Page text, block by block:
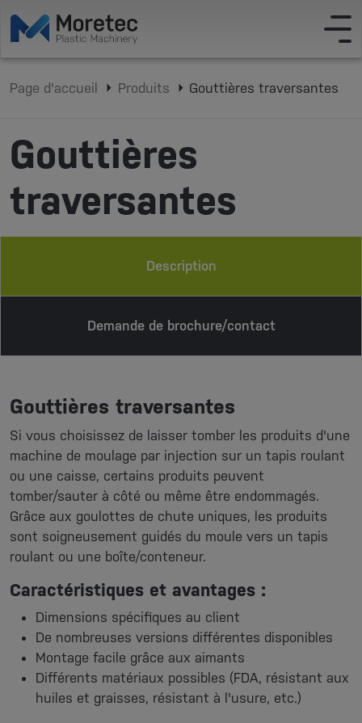
Page d'accueil Produits Gouttières traversantes
Gouttières
traversantes
Description
Demande de brochure/contact
Gouttières traversantes
Si vous choisissez de laisser tomber les produits d'une
machine de moulage par injection sur un tapis roulant
ou une caisse, certains produits peuvent
tomber/sauter à côté ou même être endommagés.
Grâce aux goulottes de chute uniques, les produits
sont soigneusement guidés du moule vers un tapis
roulant ou une boîte/conteneur.
Caractéristiques et avantages :
Dimensions spécifiques au client
De nombreuses versions différentes disponibles
Montage facile grâce aux aimants
Différents matériaux possibles (FDA, résistant aux
huiles et graisses, résistant à l'usure, etc.)